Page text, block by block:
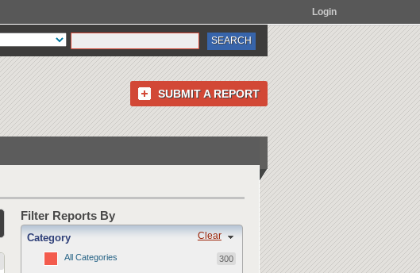
Login
SUBMIT A REPORT
Filter Reports By
Clear
Category
All Categories 300